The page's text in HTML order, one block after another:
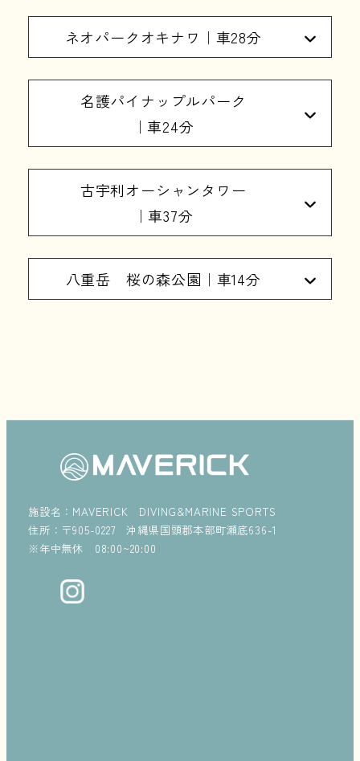
ネオパークオキナワ｜車28分
名護パイナップルパーク
｜車24分
古宇利オーシャンタワー
｜車37分
八重岳 桜の森公園｜車14分
施設名：MAVERICK DIVING&MARINE SPORTS
住所：〒905-0227 沖縄県国頭郡本部町瀬底636-1
※年中無休 08:00~20:00